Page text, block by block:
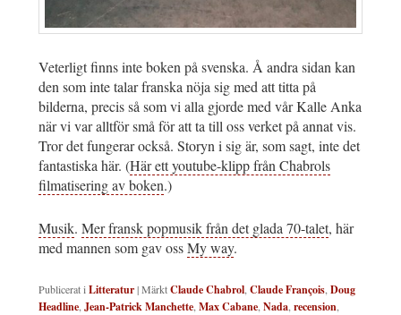
Veterligt finns inte boken på svenska. Å andra sidan kan
den som inte talar franska nöja sig med att titta på
bilderna, precis så som vi alla gjorde med vår Kalle Anka
när vi var alltför små för att ta till oss verket på annat vis.
Tror det fungerar också. Storyn i sig är, som sagt, inte det
fantastiska här. (Här ett youtube-klipp från Chabrols
filmatisering av boken.)
Musik. Mer fransk popmusik från det glada 70-talet, här
med mannen som gav ossMy way.
Publicerat i Litteratur|MärktClaude Chabrol Claude François Doug
Headline Jean-Patrick Manchette Max Cabane Nada recension